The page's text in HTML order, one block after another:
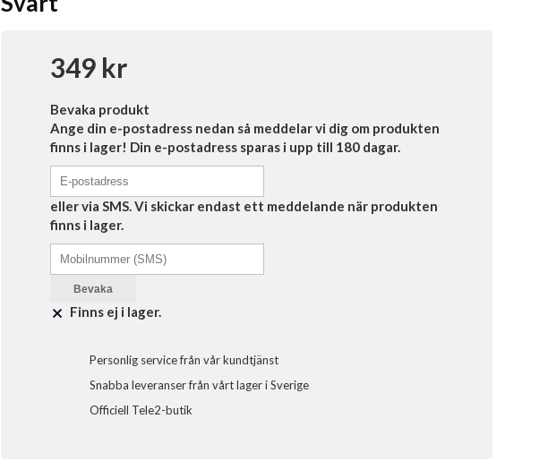
349 kr
Bevaka produkt
Ange din e-postadress nedan så meddelar vi dig om produkten
finns i lager! Din e-postadress sparas i upp till 180 dagar.
eller via SMS. Vi skickar endast ett meddelande när produkten
finns i lager.
Bevaka
Finns ej i lager.
Personlig service från vår kundtjänst
Snabba leveranser från vårt lager i Sverige
Officiell Tele2-butik